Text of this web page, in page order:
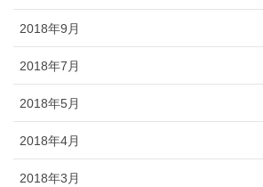
2018年9月
2018年7月
2018年5月
2018年4月
2018年3月